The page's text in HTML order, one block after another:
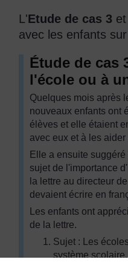
L'Etude de cas 3
avec les enfants
Étude de cas
l'école ou à
Quelques mois après
nouveaux enfants ont
élèves et elle étaient
avec eux et à les
Elle a ensuite
sujet de l'importance
la lettre au directeur
devaient écrire en
Les enfants ont
de la lettre.
Sujet : Les
système scolaire.